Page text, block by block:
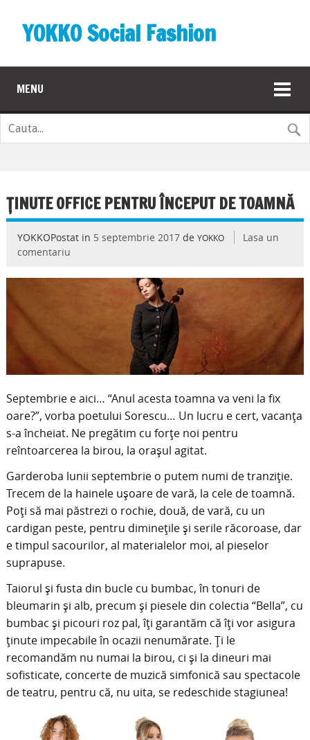
YOKKO Social Fashion
MENU
ȚINUTE OFFICE PENTRU ÎNCEPUT DE TOAMNĂ
YOKKOPostat in 5 septembrie 2017de YOKKO
Lasa un
comentariu
Septembrie e aici… “Anul acesta toamna va veni la fix
oare?”, vorba poetului Sorescu… Un lucru e cert, vacanța
s-a încheiat. Ne pregătim cu forțe noi pentru
reîntoarcerea la birou, la orașul agitat.
Garderoba lunii septembrie o putem numi de tranziție.
Trecem de la hainele ușoare de vară, la cele de toamnă.
Poți să mai păstrezi o rochie, două, de vară, cu un
cardigan peste, pentru diminețile și serile răcoroase, dar
e timpul sacourilor, al materialelor moi, al pieselor
suprapuse.
Taiorul și fusta din bucle cu bumbac, în tonuri de
bleumarin și alb, precum și piesele din colectia “Bella”, cu
bumbac și picouri roz pal, îți garantăm că îți vor asigura
ținute impecabile în ocazii nenumărate. Ți le
recomandăm nu numai la birou, ci și la dineuri mai
sofisticate, concerte de muzică simfonică sau spectacole
de teatru, pentru că, nu uita, se redeschide stagiunea!